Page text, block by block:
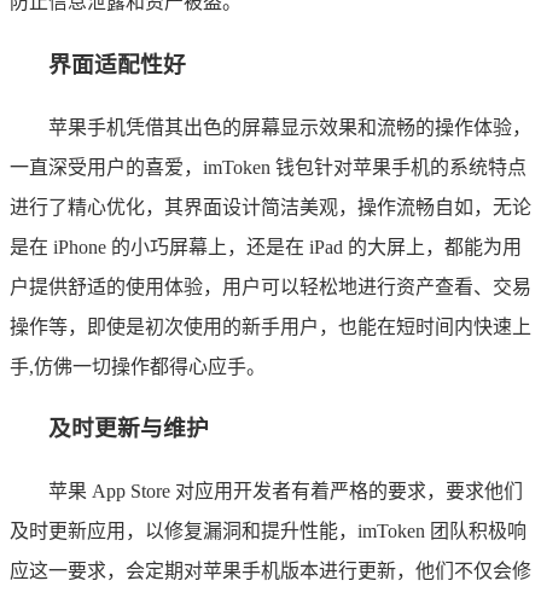
界面适配性好
苹果手机凭借其出色的屏幕显示效果和流畅的操作体验，
一直深受用户的喜爱，imToken 钱包针对苹果手机的系统特点
进行了精心优化，其界面设计简洁美观，操作流畅自如，无论
是在 iPhone 的小巧屏幕上，还是在 iPad 的大屏上，都能为用
户提供舒适的使用体验，用户可以轻松地进行资产查看、交易
操作等，即使是初次使用的新手用户，也能在短时间内快速上
手,仿佛一切操作都得心应手。
及时更新与维护
苹果 App Store 对应用开发者有着严格的要求，要求他们
及时更新应用，以修复漏洞和提升性能，imToken 团队积极响
应这一要求，会定期对苹果手机版本进行更新，他们不仅会修